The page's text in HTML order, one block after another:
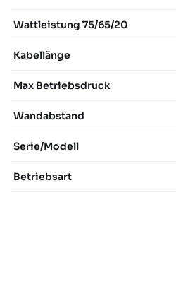
Wattleistung 75/65/20
Kabellänge
Max Betriebsdruck
Wandabstand
Serie/Modell
Betriebsart